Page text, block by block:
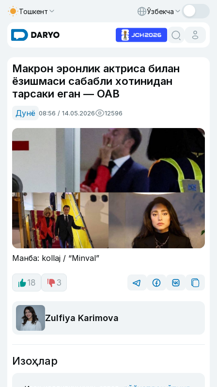
Тошкент Ўзбекча
Макрон эронлик актриса билан
ёзишмаси сабабли хотинидан
тарсаки еган — ОАВ
Дунё 08:56 / 14.05.2026 12596
Манба: kollaj / “Minval”
18 3
Zulfiya Karimova
Изоҳлар